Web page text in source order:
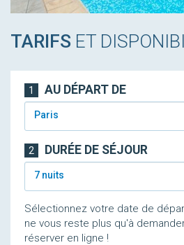
TARIFS ET
1 AU DÉPART DE
Paris
2 DURÉE DE SÉJOUR
7 nuits
Sélectionnez votre date de
ne vous reste plus qu'à
réserver en ligne !